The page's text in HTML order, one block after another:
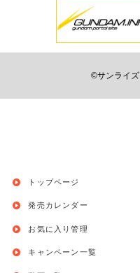
©サンライズ
トップページ
発売カレンダー
お気に入り管理
キャンペーン一覧